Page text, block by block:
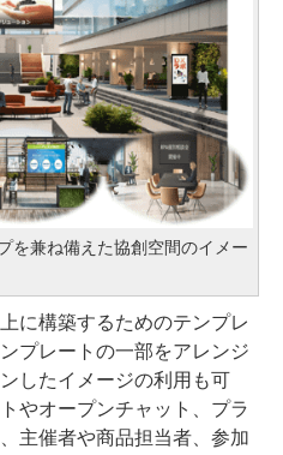
を兼ね備えた協創空間のイメー
に構築するためのテンプレ
プレートの一部をアレンジ
したイメージの利用も可
やオープンチャット、プラ
主催者や商品担当者、参加